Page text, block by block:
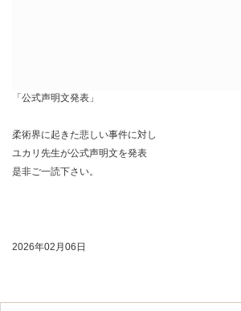
「公式声明文発表」
柔術界に起きた悲しい事件に対し
ユカリ先生が公式声明文を発表
是非ご一読下さい。
2026年02月06日